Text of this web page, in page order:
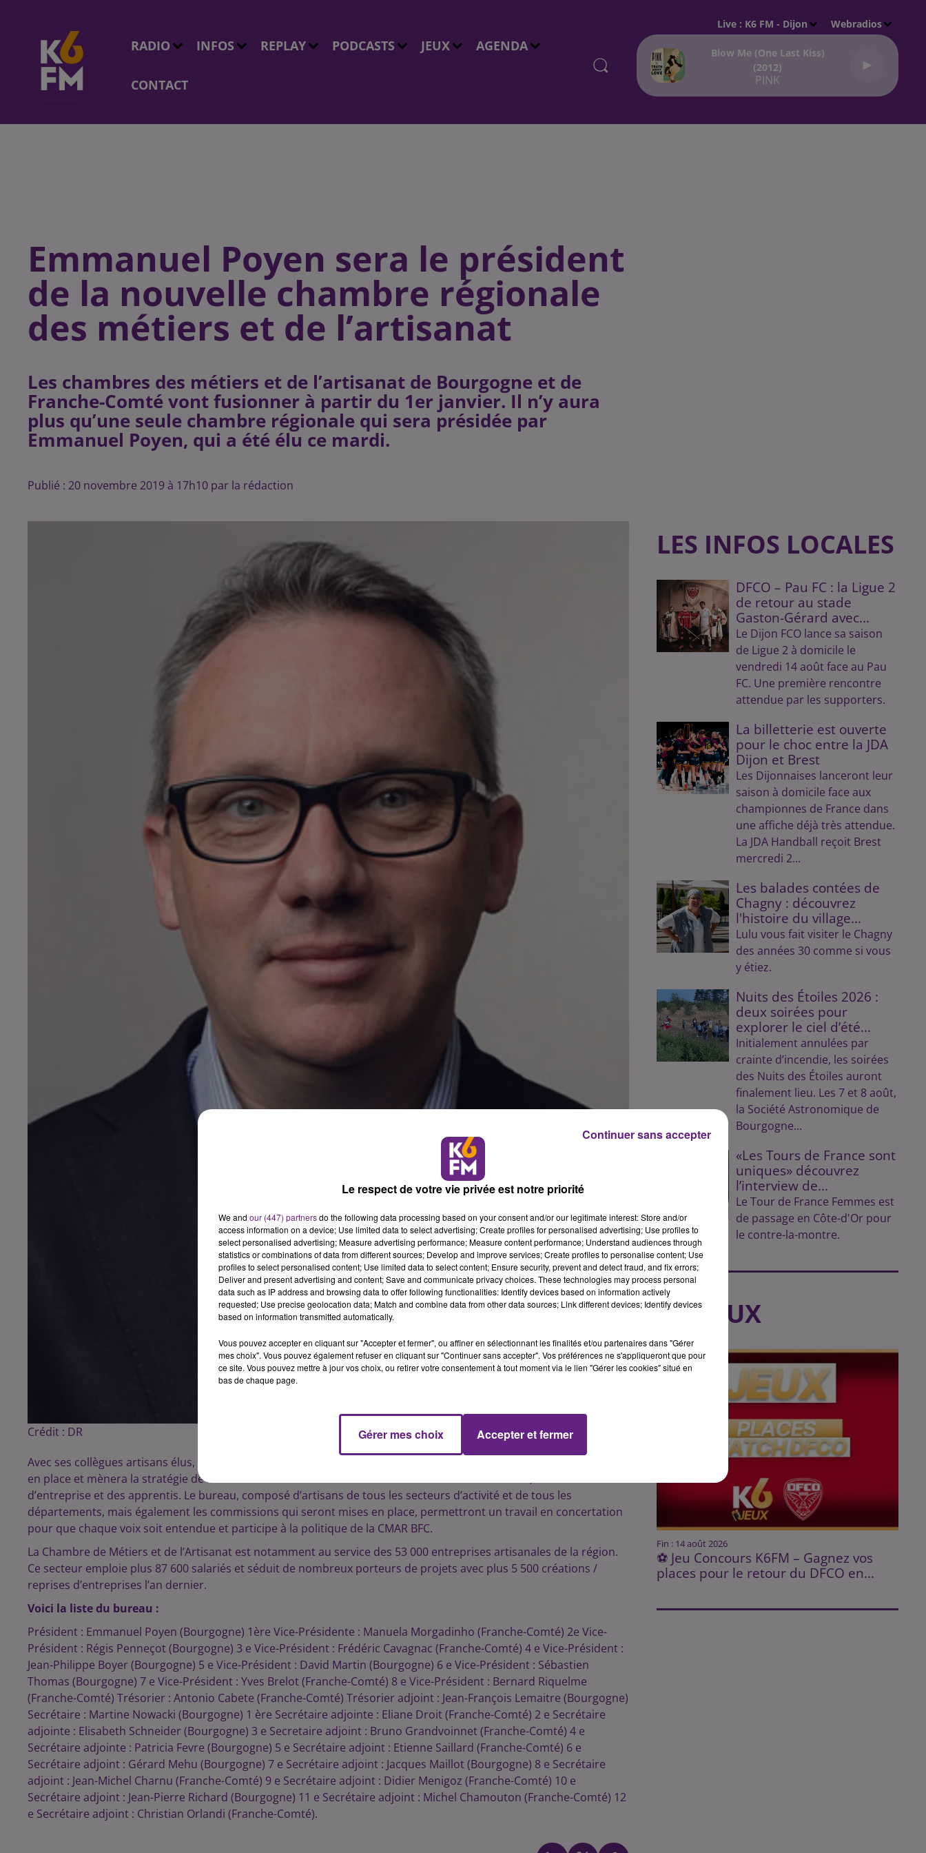
RADIO INFOS REPLAY PODCASTS JEUX AGENDA
CONTACT
Live : K6 FM - Dijon Webradios
Blow Me (one Last Kiss)
(2012)
PINK
Emmanuel Poyen sera le président
de la nouvelle chambre régionale
des métiers et de l’artisanat
Les chambres des métiers et de l’artisanat de Bourgogne et de
Franche-Comté vont fusionner à partir du 1er janvier. Il n’y aura
plus qu’une seule chambre régionale qui sera présidée par
Emmanuel Poyen, qui a été élu ce mardi.
Publié : 20 novembre 2019 à 17h10 par la rédaction
Crédit : DR
Avec ses collègues artisans élus, issus de l’ensemble des huit départements de la région, Emmanuel Poyen mettra
en place et mènera la stratégie de la Chambre de Métiers et de l’Artisanat au service des artisans, des créateurs
d’entreprise et des apprentis. Le bureau, composé d’artisans de tous les secteurs d’activité et de tous les
départements, mais également les commissions qui seront mises en place, permettront un travail en concertation
pour que chaque voix soit entendue et participe à la politique de la CMAR BFC.
La Chambre de Métiers et de l’Artisanat est notamment au service des 53 000 entreprises artisanales de la région.
Ce secteur emploie plus 87 600 salariés et séduit de nombreux porteurs de projets avec plus 5 500 créations /
reprises d’entreprises l’an dernier.
Voici la liste du bureau :
Président : Emmanuel Poyen (Bourgogne) 1ère Vice-Présidente : Manuela Morgadinho (Franche-Comté) 2e Vice-
Président : Régis Penneçot (Bourgogne) 3 e Vice-Président : Frédéric Cavagnac (Franche-Comté) 4 e Vice-Président :
Jean-Philippe Boyer (Bourgogne) 5 e Vice-Président : David Martin (Bourgogne) 6 e Vice-Président : Sébastien
Thomas (Bourgogne) 7 e Vice-Président : Yves Brelot (Franche-Comté) 8 e Vice-Président : Bernard Riquelme
(Franche-Comté) Trésorier : Antonio Cabete (Franche-Comté) Trésorier adjoint : Jean-François Lemaitre (Bourgogne)
Secrétaire : Martine Nowacki (Bourgogne) 1 ère Secrétaire adjointe : Eliane Droit (Franche-Comté) 2 e Secrétaire
adjointe : Elisabeth Schneider (Bourgogne) 3 e Secretaire adjoint : Bruno Grandvoinnet (Franche-Comté) 4 e
Secrétaire adjointe : Patricia Fevre (Bourgogne) 5 e Secrétaire adjoint : Etienne Saillard (Franche-Comté) 6 e
Secrétaire adjoint : Gérard Mehu (Bourgogne) 7 e Secrétaire adjoint : Jacques Maillot (Bourgogne) 8 e Secrétaire
adjoint : Jean-Michel Charnu (Franche-Comté) 9 e Secrétaire adjoint : Didier Menigoz (Franche-Comté) 10 e
Secrétaire adjoint : Jean-Pierre Richard (Bourgogne) 11 e Secrétaire adjoint : Michel Chamouton (Franche-Comté) 12
e Secrétaire adjoint : Christian Orlandi (Franche-Comté).
LES INFOS LOCALES
DFCO – Pau FC : la Ligue 2
de retour au stade
Gaston-Gérard avec...
Le Dijon FCO lance sa saison
de Ligue 2 à domicile le
vendredi 14 août face au Pau
FC. Une première rencontre
attendue par les supporters.
La billetterie est ouverte
pour le choc entre la JDA
Dijon et Brest
Les Dijonnaises lanceront leur
saison à domicile face aux
championnes de France dans
une affiche déjà très attendue.
La JDA Handball reçoit Brest
mercredi 2...
Les balades contées de
Chagny : découvrez
l'histoire du village...
Lulu vous fait visiter le Chagny
des années 30 comme si vous
y étiez.
Nuits des Étoiles 2026 :
deux soirées pour
explorer le ciel d’été...
Initialement annulées par
crainte d’incendie, les soirées
des Nuits des Étoiles auront
finalement lieu. Les 7 et 8 août,
la Société Astronomique de
Bourgogne...
«Les Tours de France sont
uniques» découvrez
l’interview de...
Le Tour de France Femmes est
de passage en Côte-d'Or pour
le contre-la-montre.
LES JEUX
Fin : 14 août 2026
⚽ Jeu Concours K6FM – Gagnez vos
places pour le retour du DFCO en...
Le respect de votre vie privée est notre priorité
We and our (447) partnersdo the following data processing based on your consent and/or our legitimate interest: Store and/or
access information on a device; Use limited data to select advertising; Create profiles for personalised advertising; Use profiles to
select personalised advertising; Measure advertising performance; Measure content performance; Understand audiences through
statistics or combinations of data from different sources; Develop and improve services; Create profiles to personalise content; Use
profiles to select personalised content; Use limited data to select content; Ensure security, prevent and detect fraud, and fix errors;
Deliver and present advertising and content; Save and communicate privacy choices. These technologies may process personal
data such as IP address and browsing data to offer following functionalities: Identify devices based on information actively
requested; Use precise geolocation data; Match and combine data from other data sources; Link different devices; Identify devices
based on information transmitted automatically.
Vous pouvez accepter en cliquant sur "Accepter et fermer", ou affiner en sélectionnant les finalités et/ou partenaires dans "Gérer
mes choix". Vous pouvez également refuser en cliquant sur "Continuer sans accepter". Vos préférences ne s'appliqueront que pour
ce site. Vous pouvez mettre à jour vos choix, ou retirer votre consentement à tout moment via le lien "Gérer les cookies" situé en
bas de chaque page.
Gérer mes choix Accepter et fermer
Continuer sans accepter